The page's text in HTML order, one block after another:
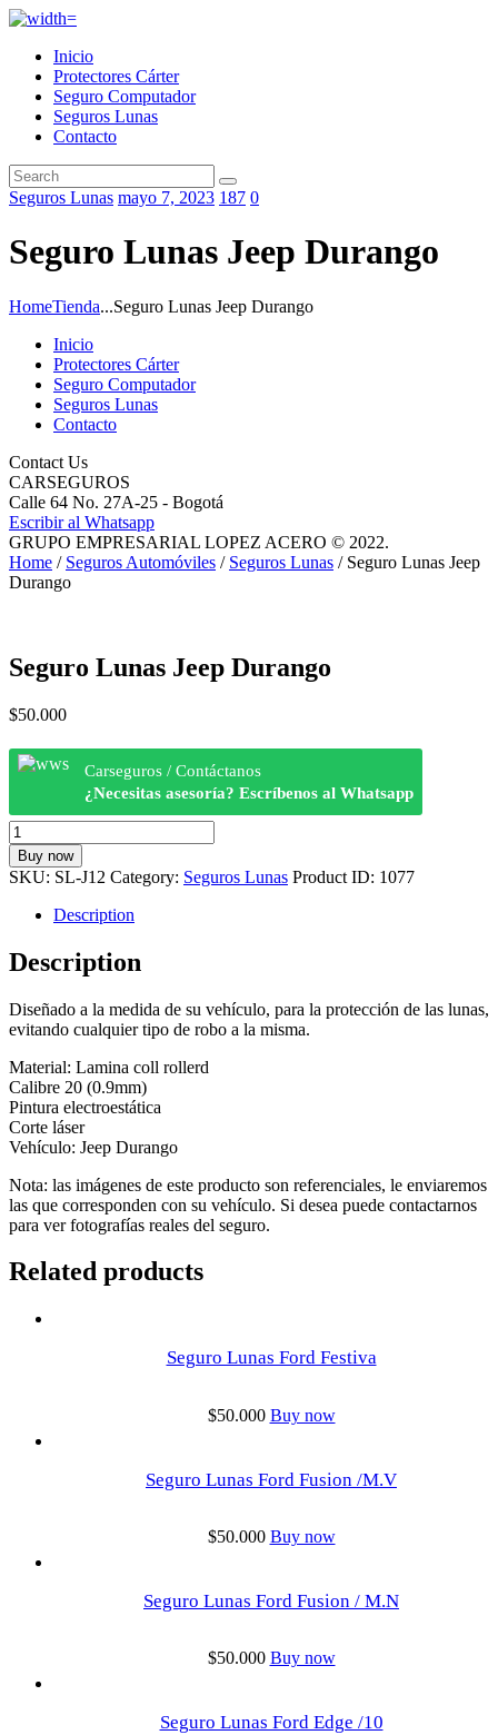
Inicio
Protectores Cárter
Seguro Computador
Seguros Lunas
Contacto
Seguros Lunas mayo 7, 2023 187 0
Seguro Lunas Jeep Durango
HomeTienda...Seguro Lunas Jeep Durango
Inicio
Protectores Cárter
Seguro Computador
Seguros Lunas
Contacto
Contact Us
CARSEGUROS
Calle 64 No. 27A-25 - Bogotá
Escribir al Whatsapp
GRUPO EMPRESARIAL LOPEZ ACERO © 2022.
Home / Seguros Automóviles / Seguros Lunas / Seguro Lunas Jeep
Durango
Seguro Lunas Jeep Durango
$50.000
Carseguros / Contáctanos
¿Necesitas asesoría? Escríbenos al Whatsapp
Seguro
Lunas
Jeep
Durango
quantity
Buy now
SKU: SL-J12 Category: Seguros Lunas Product ID: 1077
Description
Description
Diseñado a la medida de su vehículo, para la protección de las lunas,
evitando cualquier tipo de robo a la misma.
Material: Lamina coll rollerd
Calibre 20 (0.9mm)
Pintura electroestática
Corte láser
Vehículo: Jeep Durango
Nota: las imágenes de este producto son referenciales, le enviaremos
las que corresponden con su vehículo. Si desea puede contactarnos
para ver fotografías reales del seguro.
Related products
Seguro Lunas Ford Festiva
$50.000 Buy now
Seguro Lunas Ford Fusion /M.V
$50.000 Buy now
Seguro Lunas Ford Fusion / M.N
$50.000 Buy now
Seguro Lunas Ford Edge /10